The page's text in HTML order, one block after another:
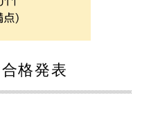
格発表